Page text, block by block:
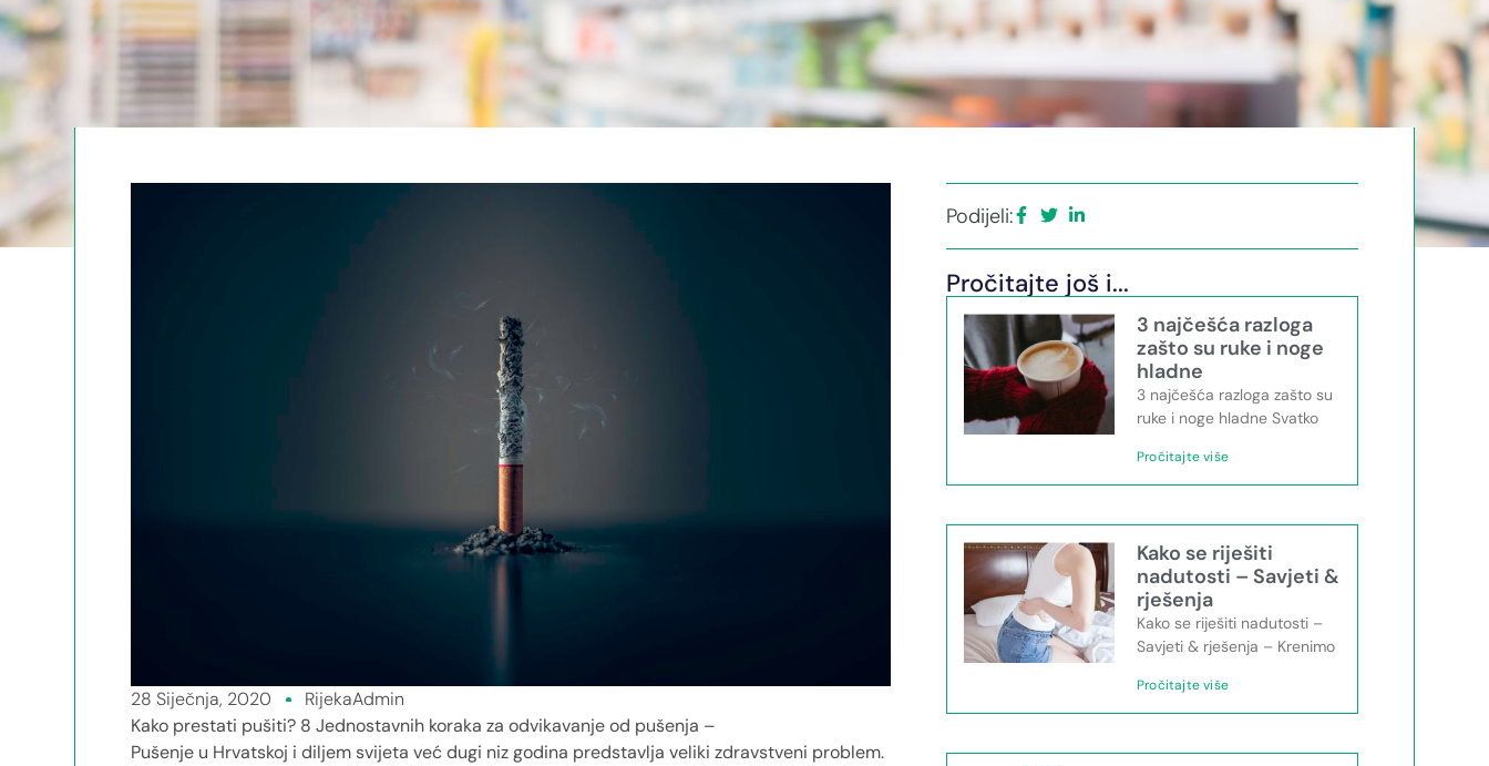
28 Siječnja, 2020
RijekaAdmin
Kako prestati pušiti? 8 Jednostavnih koraka za odvikavanje od pušenja –
Pušenje u Hrvatskoj i diljem svijeta već dugi niz godina predstavlja veliki zdravstveni problem.
Podijeli:
Pročitajte još i...
3 najčešća razloga
zašto su ruke i noge
hladne
3 najčešća razloga zašto su
ruke i noge hladne Svatko
Pročitajte više
Kako se riješiti
nadutosti – Savjeti &
rješenja
Kako se riješiti nadutosti –
Savjeti & rješenja – Krenimo
Pročitajte više